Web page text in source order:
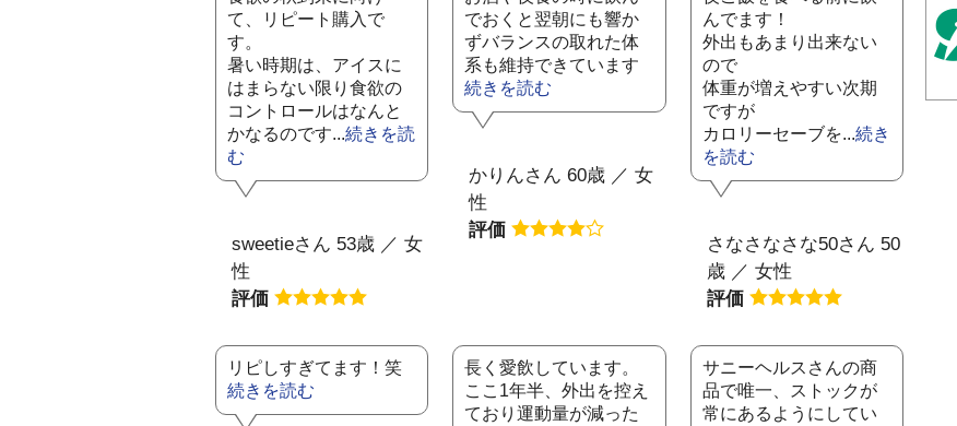
て、リピート購入で
す。
暑い時期は、アイスに
はまらない限り食欲の
コントロールはなんと
かなるのです...続きを読
む
sweetieさん 53歳 ／ 女
性
評価
でおくと翌朝にも響か
ずバランスの取れた体
系も維持できています
続きを読む
かりんさん 60歳 ／ 女
性
評価
んでます！
外出もあまり出来ない
ので
体重が増えやすい次期
ですが
カロリーセーブを...続き
を読む
さなさなさな50さん 50
歳 ／ 女性
評価
リピしすぎてます！笑
続きを読む
長く愛飲しています。
ここ1年半、外出を控え
ており運動量が減った
サニーヘルスさんの商
品で唯一、ストックが
常にあるようにしてい